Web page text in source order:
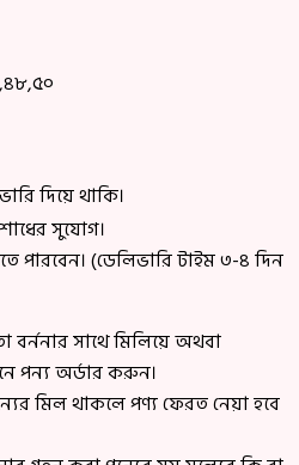
দিয়ে থাকি।
সুযোগ।
পারবেন। (ডেলিভারি টাইম ৩-৪ দিন
সাথে মিলিয়ে অথবা
পন্য অর্ডার করুন।
মিল থাকলে পণ্য ফেরত নেয়া হবে